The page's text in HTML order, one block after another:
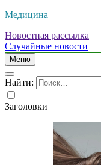
Медицина
Новостная рассылка
Случайные новости
Меню
Найти:
Заголовки